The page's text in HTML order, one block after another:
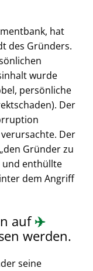
hat
des Gründers.
wurde
persönliche
Der
Der
den Gründer zu
und enthüllte
dem Angriff
auf✈️
werden.
seine